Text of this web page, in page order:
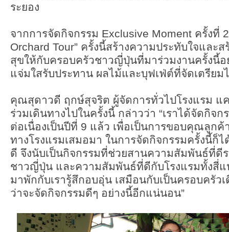
ระยอง
จากการจัดกิจกรรม Exclusive Moment ครั้งที่
Orchard Tour” ครั้งนี้สร้างความประทับใจและ
สุขให้กับครอบครัวชาวญี่ปุ่นที่มาร่วมงานครั้งนี้อ
แจ่มใสรับประทาน ผลไม้และบุฟเฟ่ต์ที่จัดเตรียม
คุณสุดาวดี ฤกษ์สุจริต ผู้จัดการทั่วไปโรงแรม แ
ร่วมเดินทางไปในครั้งนี้ กล่าวว่า “เราได้จัดกิจ
ต่อเนื่องเป็นปีที่ 9 แล้ว เพื่อเป็นการขอบคุณลูกค้
ทางโรงแรมเสมอมา ในการจัดกิจกรรมครั้งนี้ก็
ดี จึงนับเป็นกิจกรรมที่ช่วยสานความสัมพันธ์ที่ดี
ชาวญี่ปุ่น และความสัมพันธ์ที่ดีกับโรงแรมทั้งสี่แ
มาพักกับเรารู้สึกอบอุ่น เสมือนกับเป็นครอบครัว
ว่าจะจัดกิจกรรมดีๆ อย่างนี้อีกแน่นอน”